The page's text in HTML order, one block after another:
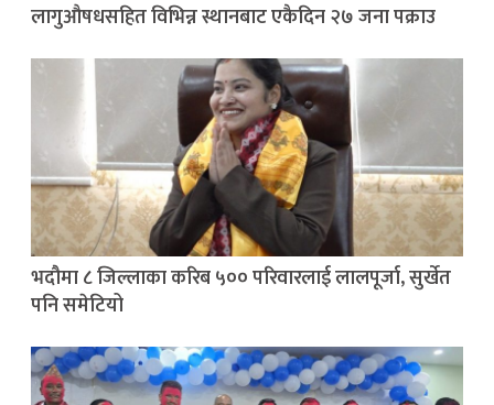
लागुऔषधसहित विभिन्न स्थानबाट एकैदिन २७ जना पक्राउ
भदौमा ८ जिल्लाका करिब ५०० परिवारलाई लालपूर्जा, सुर्खेत
पनि समेटियो